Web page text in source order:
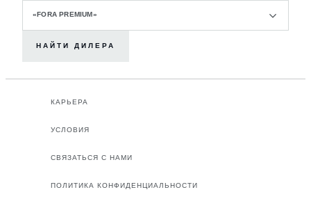
«FORA PREMIUM»
НАЙТИ ДИЛЕРА
КАРЬЕРА
УСЛОВИЯ
СВЯЗАТЬСЯ С НАМИ
ПОЛИТИКА КОНФИДЕНЦИАЛЬНОСТИ